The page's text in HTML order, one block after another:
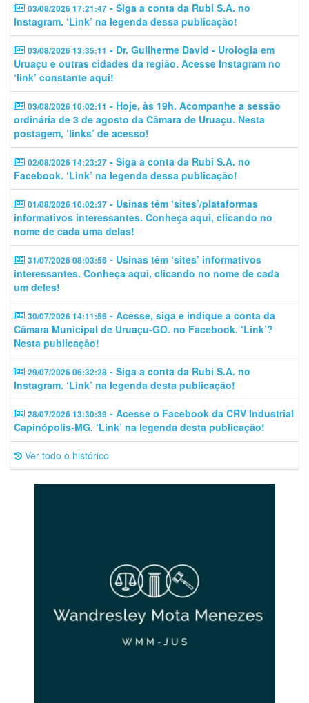
03/08/2026 17:21:47 - Siga a conta da Rubi S.A. no
Instagram. ‘Link’ na legenda dessa publicação!
03/08/2026 13:35:11 - Dr. Guilherme David - Urologia em
Uruaçu e outras cidades da região. Acesse Instagram no
‘link’ constante aqui!
03/08/2026 10:02:11 - Hoje, às 19h. Acompanhe a sessão
ordinária de 3 de agosto da Câmara de Uruaçu. Nesta
postagem, ‘links’ de acesso!
02/08/2026 14:23:27 - Siga a conta da Rubi S.A. no
Facebook. ‘Link’ na legenda dessa publicação!
01/08/2026 10:02:37 - Usinas têm ‘sites’/plataformas
informativos interessantes. Conheça aqui, clicando no
nome de cada uma delas!
31/07/2026 08:03:56 - Usinas têm ‘sites’ informativos
interessantes. Conheça aqui, clicando no nome de cada
um deles!
30/07/2026 14:11:56 - Acesse, siga e indique a conta da
Câmara Municipal de Uruaçu-GO. no Facebook. ‘Link’?
Nesta publicação!
29/07/2026 06:32:28 - Siga a conta da Rubi S.A. no
Instagram. ‘Link’ na legenda desta publicação!
28/07/2026 13:30:39 - Acesse o Facebook da CRV Industrial
Capinópolis-MG. ‘Link’ na legenda desta publicação!
Ver todo o histórico